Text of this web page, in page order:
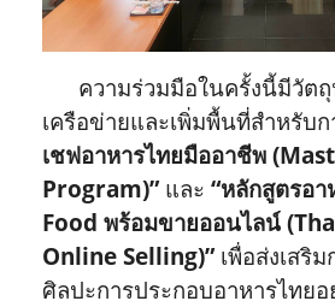
ความร่วมมือในครั้งนี้มีวัตถุ
เครือข่ายและเพิ่มพื้นที่สำหรับก
เชฟอาหารไทยมืออาชีพ
Program)”และ “หลักสูตรอ
Food พร้อมขายออนไลน์
Online Selling)”เพื่อส่งเสริ
ศิลปะการประกอบอาหารไทย